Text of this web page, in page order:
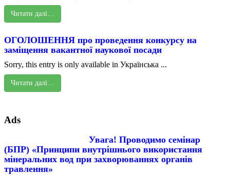
Читати далі…
ОГОЛОШЕННЯ про проведення конкурсу на
заміщення вакантної наукової посади
Sorry, this entry is only available in Українська ...
Читати далі…
Ads
Увага! Проводимо семінар
(БПР) «Принципи внутрішнього використання
мінеральних вод при захворюваннях органів
травлення»